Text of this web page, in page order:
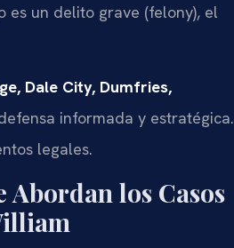
es un delito grave (felony), el
Dale City, Dumfries,
informada y estratégica.
legales.
Abordan los Casos